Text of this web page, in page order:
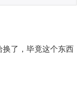
了，毕竟这个东西